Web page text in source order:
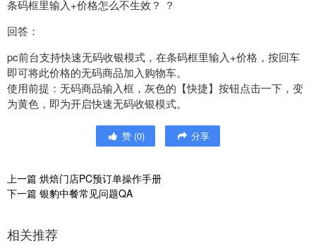
条码框里输入+价格怎么不生效？ ？
回答：
pc前台支持快速无码收银模式，在条码框里输入+价格，按回车
即可将此价格的无码商品加入购物车。
使用前提：无码商品输入框，灰色的【快捷】按钮点击一下，变
为黄色，即为开启快速无码收银模式。
赞 (0) 分享
上一篇 烘焙门店PC预订单操作手册
下一篇 银豹中餐常见问题QA
相关推荐